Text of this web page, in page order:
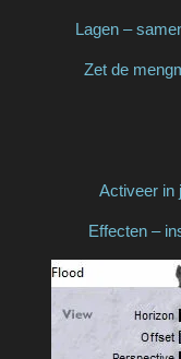
Lagen –
Zet de
Activeer in
Effecten –